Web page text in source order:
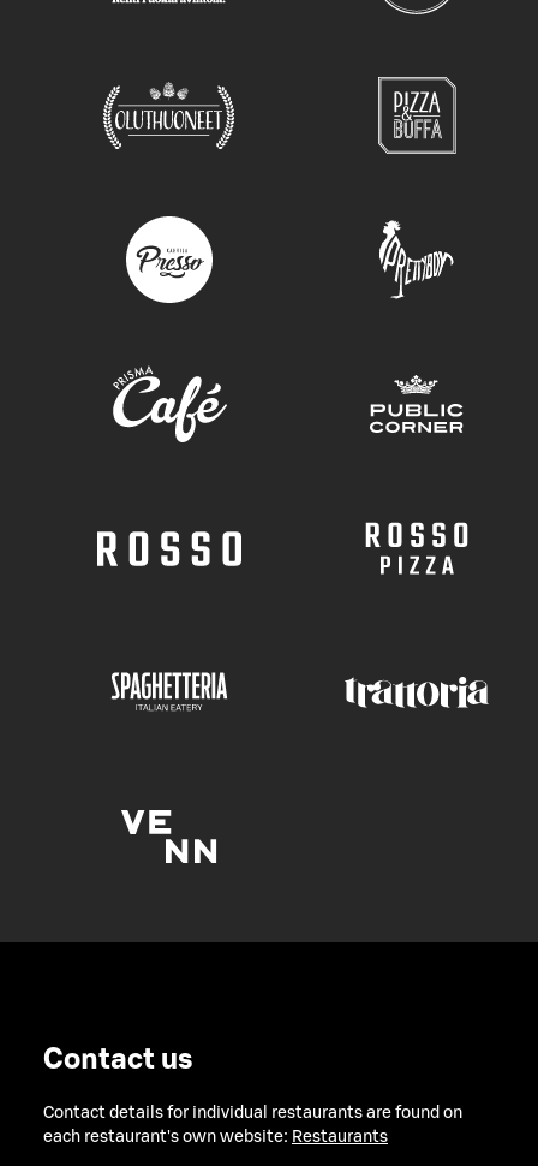
Contact us
Contact details for individual restaurants are found on
each restaurant's own website: Restaurants